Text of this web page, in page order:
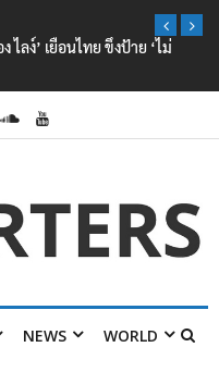
ลง์’ เยือนไทย ขึงป้าย ‘ไม่
NEWS WORLD